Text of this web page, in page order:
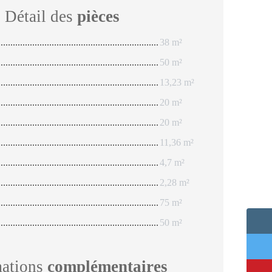
Détail des pièces
38 m²
50 m²
13,23 m²
20 m²
20 m²
11,36 m²
4,7 m²
2,28 m²
75 m²
50 m²
complémentaires